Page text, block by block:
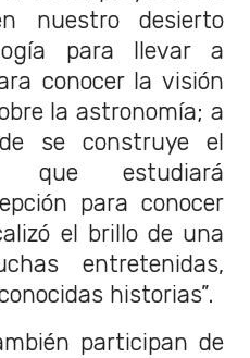
nuestro desierto
para llevar a
conocer la visión
la astronomía; a
se construye el
que estudiará
para conocer
el brillo de una
entretenidas,
historias”.
participan de